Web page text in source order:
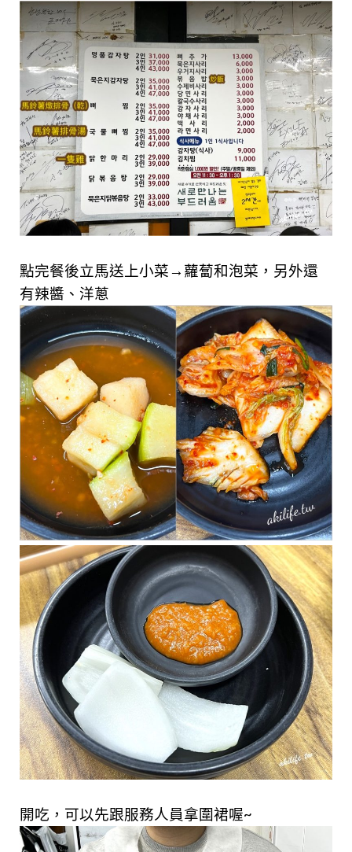
點完餐後立馬送上小菜→蘿蔔和泡菜，另外還
有辣醬、洋蔥
開吃，可以先跟服務人員拿圍裙喔~